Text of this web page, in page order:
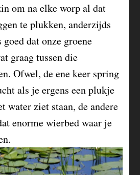
om na elke worp al dat
te plukken, anderzijds
goed dat onze groene
graag tussen die
Ofwel, de ene keer spring
als je ergens een plukje
water ziet staan, de andere
enorme wierbed waar je